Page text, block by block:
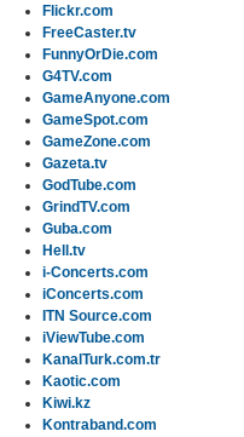
Flickr.com
FreeCaster.tv
FunnyOrDie.com
G4TV.com
GameAnyone.com
GameSpot.com
GameZone.com
Gazeta.tv
GodTube.com
GrindTV.com
Guba.com
Hell.tv
i-Concerts.com
iConcerts.com
ITN Source.com
iViewTube.com
KanalTurk.com.tr
Kaotic.com
Kiwi.kz
Kontraband.com